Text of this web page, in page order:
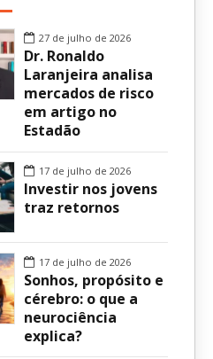
– FOLIA
27 de julho de 2026
Dr. Ronaldo
Laranjeira analisa
mercados de risco
em artigo no
Estadão
17 de julho de 2026
Investir nos jovens
traz retornos
17 de julho de 2026
Sonhos, propósito e
cérebro: o que a
neurociência
explica?